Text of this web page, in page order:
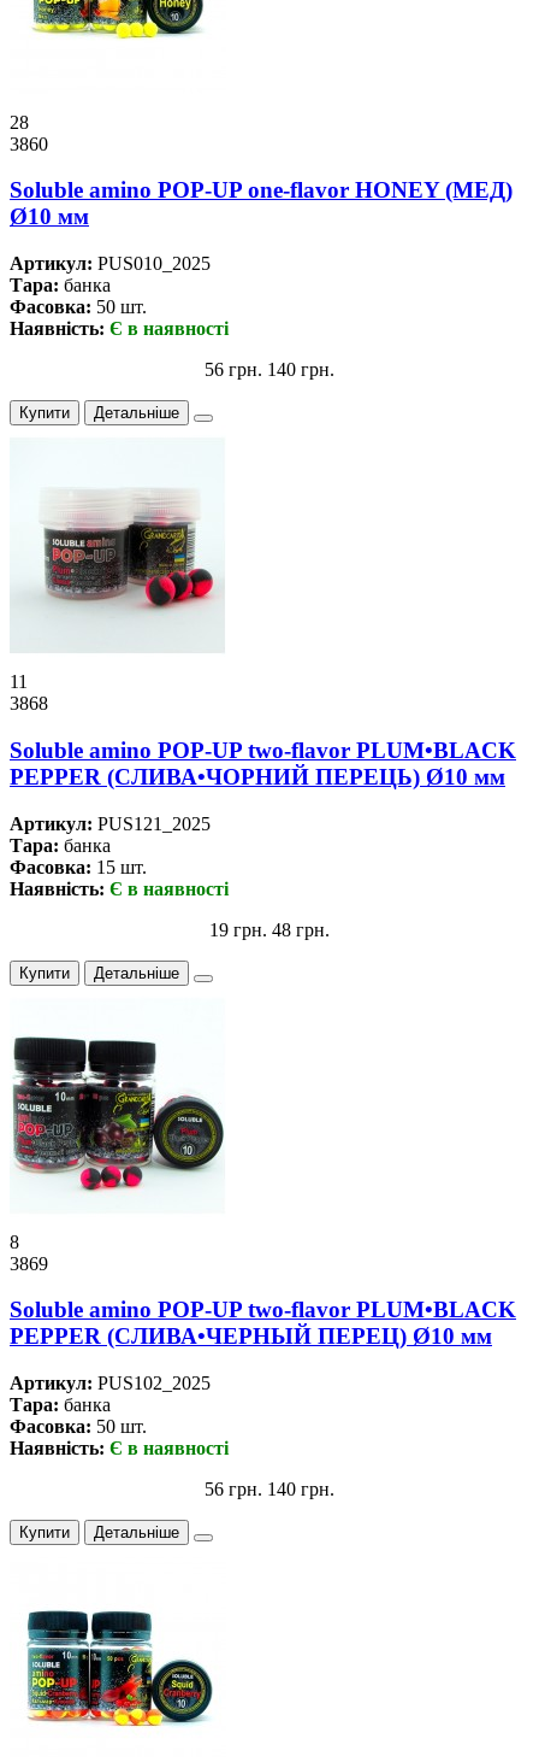
28
3860
Soluble amino POP-UP one-flavor HONEY (МЕД)
Ø10 мм
Артикул: PUS010_2025
Тара: банка
Фасовка: 50 шт.
Наявність: Є в наявності
56 грн. 140 грн.
Купити Детальніше
11
3868
Soluble amino POP-UP two-flavor PLUM•BLACK
PEPPER (СЛИВА•ЧОРНИЙ ПЕРЕЦЬ) Ø10 мм
Артикул: PUS121_2025
Тара: банка
Фасовка: 15 шт.
Наявність: Є в наявності
19 грн. 48 грн.
Купити Детальніше
8
3869
Soluble amino POP-UP two-flavor PLUM•BLACK
PEPPER (СЛИВА•ЧЕРНЫЙ ПЕРЕЦ) Ø10 мм
Артикул: PUS102_2025
Тара: банка
Фасовка: 50 шт.
Наявність: Є в наявності
56 грн. 140 грн.
Купити Детальніше